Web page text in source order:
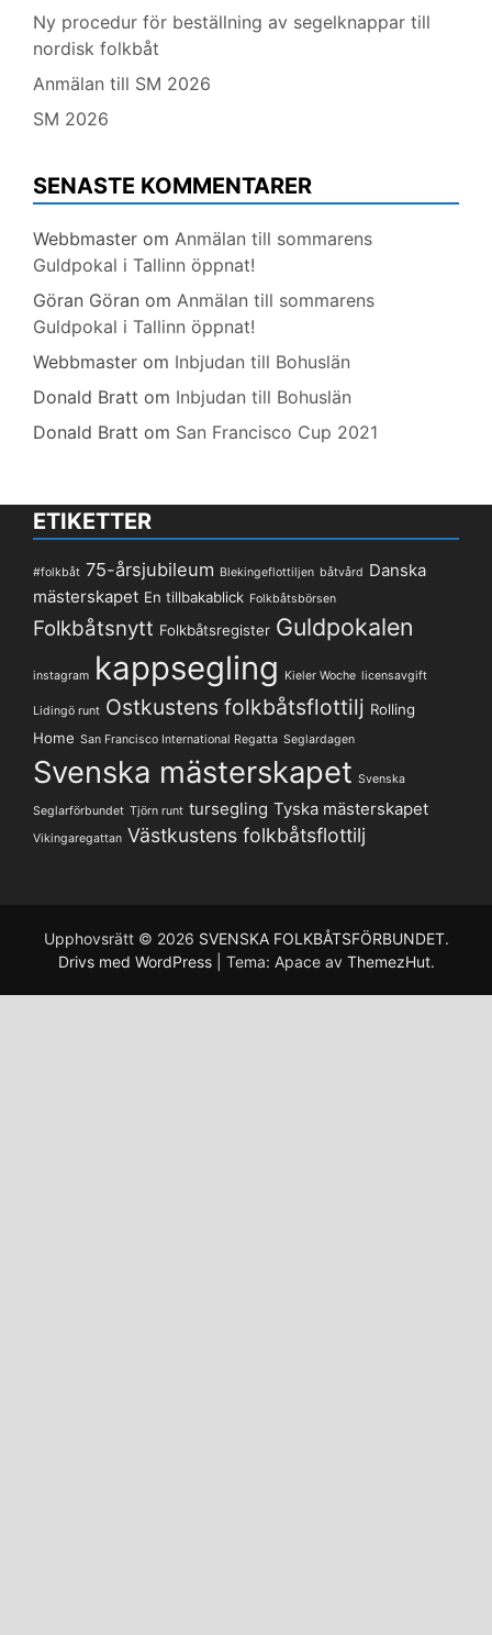
Ny procedur för beställning av segelknappar till
nordisk folkbåt
Anmälan till SM 2026
SM 2026
SENASTE KOMMENTARER
Webbmaster om Anmälan till sommarens
Guldpokal i Tallinn öppnat!
Göran Göran om Anmälan till sommarens
Guldpokal i Tallinn öppnat!
Webbmaster om Inbjudan till Bohuslän
Donald Bratt om Inbjudan till Bohuslän
Donald Bratt om San Francisco Cup 2021
ETIKETTER
#folkbåt 75-årsjubileum Blekingeflottiljen båtvård Danska
mästerskapet En tillbakablick Folkbåtsbörsen
Folkbåtsnytt Folkbåtsregister Guldpokalen
instagram kappsegling Kieler Woche licensavgift
Lidingö runt Ostkustens folkbåtsflottilj Rolling
Home San Francisco International Regatta Seglardagen
Svenska mästerskapet Svenska
Seglarförbundet Tjörn runt tursegling Tyska mästerskapet
Vikingaregattan Västkustens folkbåtsflottilj
Upphovsrätt © 2026 SVENSKA FOLKBÅTSFÖRBUNDET.
Drivs med WordPress
Tema: Apace av ThemezHut.